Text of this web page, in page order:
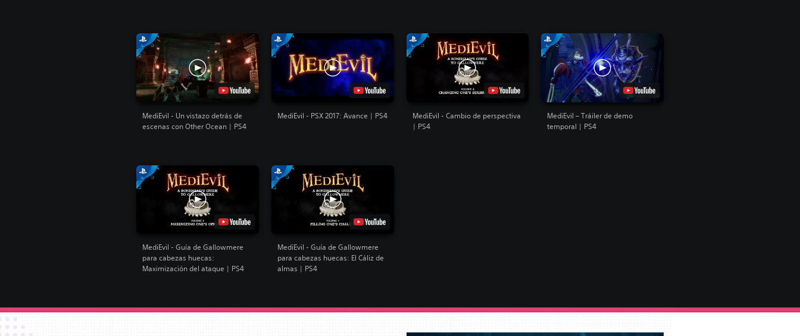
MediEvil - Un vistazo detrás de
escenas con Other Ocean | PS4
MediEvil - PSX 2017: Avance | PS4
MediEvil - Cambio de perspectiva
| PS4
MediEvil – Tráiler de demo
temporal | PS4
MediEvil - Guía de Gallowmere
para cabezas huecas:
Maximización del ataque | PS4
MediEvil - Guía de Gallowmere
para cabezas huecas: El Cáliz de
almas | PS4